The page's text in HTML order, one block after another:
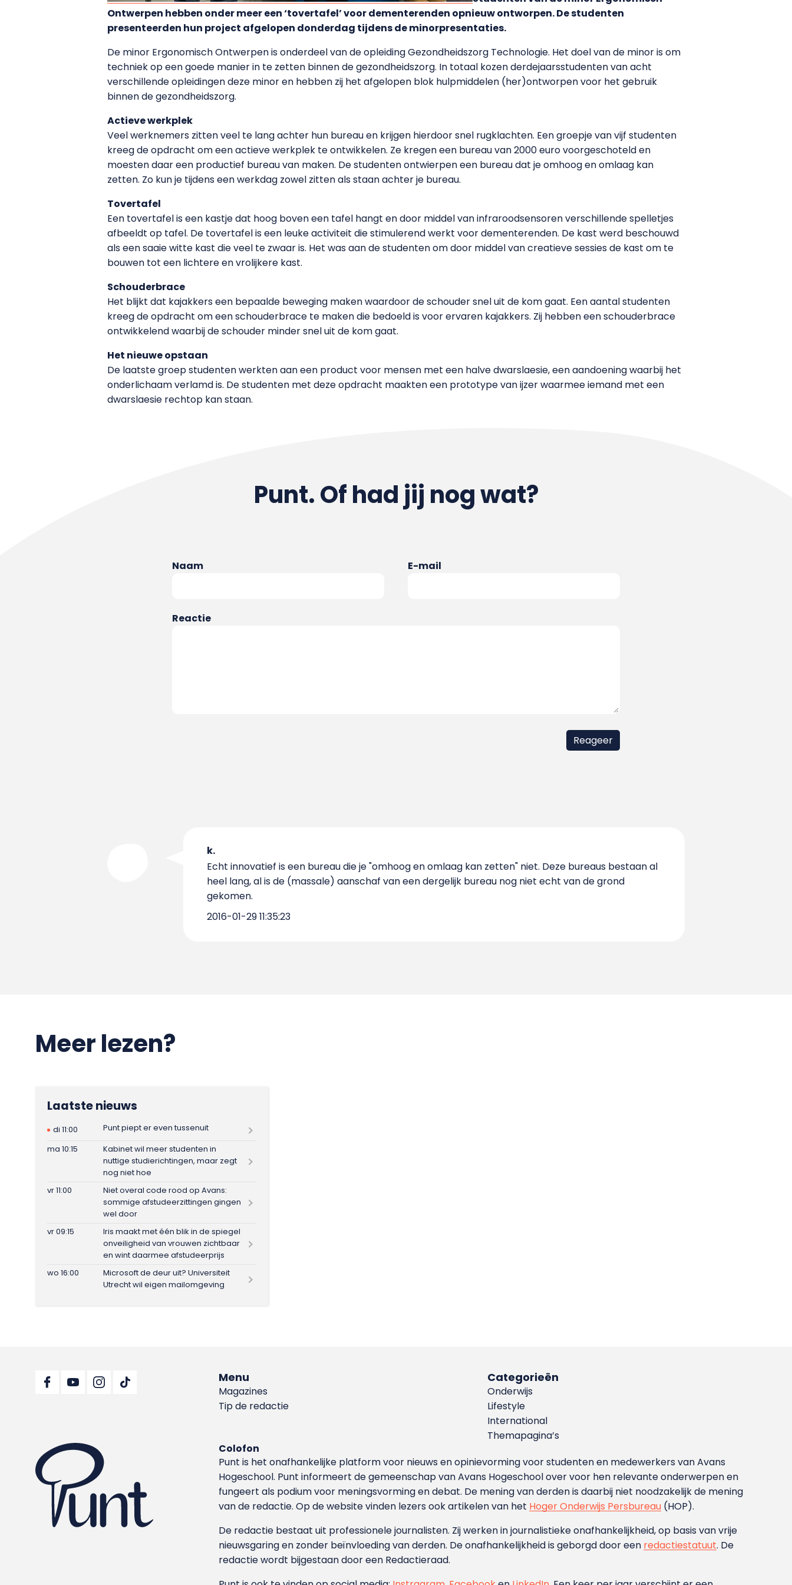
Ontwerpen hebben onder meer een ‘tovertafel’ voor dementerenden opnieuw ontworpen. De studenten
presenteerden hun project afgelopen donderdag tijdens de minorpresentaties.
De minor Ergonomisch Ontwerpen is onderdeel van de opleiding Gezondheidszorg Technologie. Het doel van de minor is om
techniek op een goede manier in te zetten binnen de gezondheidszorg. In totaal kozen derdejaarsstudenten van acht
verschillende opleidingen deze minor en hebben zij het afgelopen blok hulpmiddelen (her)ontworpen voor het gebruik
binnen de gezondheidszorg.
Actieve werkplek
Veel werknemers zitten veel te lang achter hun bureau en krijgen hierdoor snel rugklachten. Een groepje van vijf studenten
kreeg de opdracht om een actieve werkplek te ontwikkelen. Ze kregen een bureau van 2000 euro voorgeschoteld en
moesten daar een productief bureau van maken. De studenten ontwierpen een bureau dat je omhoog en omlaag kan
zetten. Zo kun je tijdens een werkdag zowel zitten als staan achter je bureau.
Tovertafel
Een tovertafel is een kastje dat hoog boven een tafel hangt en door middel van infraroodsensoren verschillende spelletjes
afbeeldt op tafel. De tovertafel is een leuke activiteit die stimulerend werkt voor dementerenden. De kast werd beschouwd
als een saaie witte kast die veel te zwaar is. Het was aan de studenten om door middel van creatieve sessies de kast om te
bouwen tot een lichtere en vrolijkere kast.
Schouderbrace
Het blijkt dat kajakkers een bepaalde beweging maken waardoor de schouder snel uit de kom gaat. Een aantal studenten
kreeg de opdracht om een schouderbrace te maken die bedoeld is voor ervaren kajakkers. Zij hebben een schouderbrace
ontwikkelend waarbij de schouder minder snel uit de kom gaat.
Het nieuwe opstaan
De laatste groep studenten werkten aan een product voor mensen met een halve dwarslaesie, een aandoening waarbij het
onderlichaam verlamd is. De studenten met deze opdracht maakten een prototype van ijzer waarmee iemand met een
dwarslaesie rechtop kan staan.
Punt. Of had jij nog wat?
Naam E-mail
Reactie
k.
Echt innovatief is een bureau die je "omhoog en omlaag kan zetten" niet. Deze bureaus bestaan al
heel lang, al is de (massale) aanschaf van een dergelijk bureau nog niet echt van de grond
gekomen.
2016-01-29 11:35:23
Meer lezen?
Laatste nieuws
di 11:00
Punt piept er even tussenuit
ma 10:15
Kabinet wil meer studenten in
nuttige studierichtingen, maar zegt
nog niet hoe
vr 11:00
Niet overal code rood op Avans:
sommige afstudeerzittingen gingen
wel door
vr 09:15
Iris maakt met één blik in de spiegel
onveiligheid van vrouwen zichtbaar
en wint daarmee afstudeerprijs
wo 16:00
Microsoft de deur uit? Universiteit
Utrecht wil eigen mailomgeving
Menu
Magazines
Tip de redactie
Categorieën
Onderwijs
Lifestyle
International
Themapagina’s
Colofon
Punt is het onafhankelijke platform voor nieuws en opinievorming voor studenten en medewerkers van Avans
Hoge­school. Punt informeert de gemeenschap van Avans Hogeschool over voor hen relevante onderwerpen en
fungeert als podium voor meningsvorming en debat. De mening van derden is daarbij niet noodzakelijk de mening
van de redactie. Op de website vinden lezers ook artikelen van het Hoger Onderwijs Persbureau (HOP).
De redactie bestaat uit professionele journalisten. Zij werken in journalistieke onafhankelijkheid, op basis van vrije
nieuwsgaring en zonder beïnvloeding van derden. De onafhankelijkheid is geborgd door een redactiestatuut. De
redactie wordt bijgestaan door een Redactieraad.